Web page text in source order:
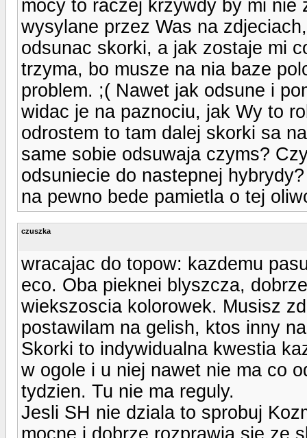
mocy to raczej krzywdy by mi
wysylane przez Was na
odsunac skorki, a jak zostaje mi
trzyma, bo musze na nia baze
problem. ;( Nawet jak odsune i
widac je na paznociu, jak Wy to
odrostem to tam dalej skorki sa
same sobie odsuwaja czyms?
odsuniecie do nastepnej hybrydy?
na pewno bede pamietla o tej
czuszka
wracajac do topow: kazdemu
eco. Oba pieknei blyszcza,
wiekszoscia kolorowek. Musisz
postawilam na gelish, ktos inny
Skorki to indywidualna kwestia
w ogole i u niej nawet nie ma co
tydzien. Tu nie ma reguly.
Jesli SH nie dziala to sprobuj
mocne i dobrze rozprawia sie ze